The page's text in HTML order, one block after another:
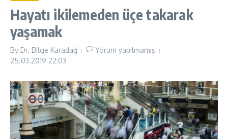
Hayatı ikilemeden üçe takarak
yaşamak
By Dr. Bilge Karadağ
Yorum yapılmamış
25.03.2019 22:03